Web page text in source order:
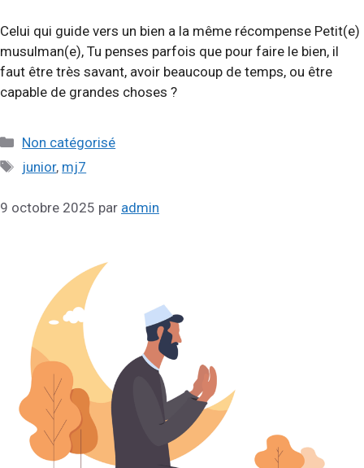
Celui qui guide vers un bien a la même récompense Petit(e)
musulman(e), Tu penses parfois que pour faire le bien, il
faut être très savant, avoir beaucoup de temps, ou être
capable de grandes choses ?
Catégories
Non catégorisé
Étiquettes
junior, mj7
9 octobre 2025 par admin